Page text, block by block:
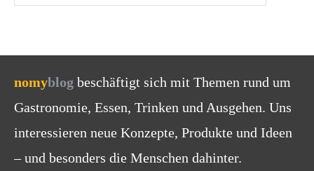
nomyblog beschäftigt sich mit Themen rund um
Gastronomie, Essen, Trinken und Ausgehen. Uns
interessieren neue Konzepte, Produkte und Ideen
– und besonders die Menschen dahinter.